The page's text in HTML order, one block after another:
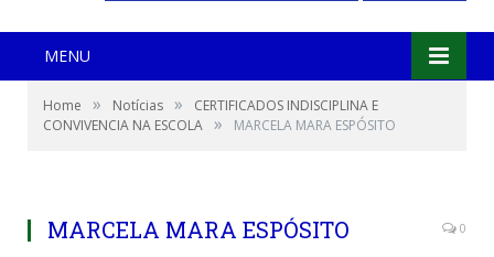
MENU
Home » Notícias »
CERTIFICADOS INDISCIPLINA E
CONVIVENCIA NA ESCOLA » MARCELA MARA ESPÓSITO
MARCELA MARA ESPÓSITO 0